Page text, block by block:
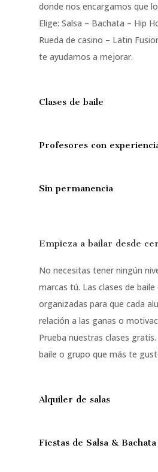
donde nos encargamos que
Elige: Salsa – Bachata – Hip
Rueda de casino – Latin
te ayudamos a mejorar.
Clases de baile
Profesores con
Sin permanencia
Empieza a bailar desde
No necesitas tener ningún
marcas tú. Las clases de baile
organizadas para que cada
relación a las ganas o
Prueba nuestras clases
baile o grupo que más te
Alquiler de salas
Fiestas de Salsa & Bachata